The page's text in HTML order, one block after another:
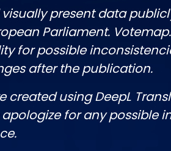
present data
Parliament.
for possible
after the publication.
created using DeepL
for any possible